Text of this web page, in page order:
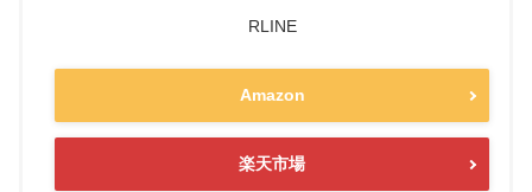
RLINE
Amazon
楽天市場